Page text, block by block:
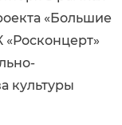
«Большие
культуры